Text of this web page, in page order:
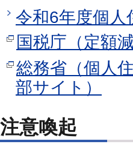
令和6年度個
国税庁（定額
総務省（個人
部サイト）
注意喚起